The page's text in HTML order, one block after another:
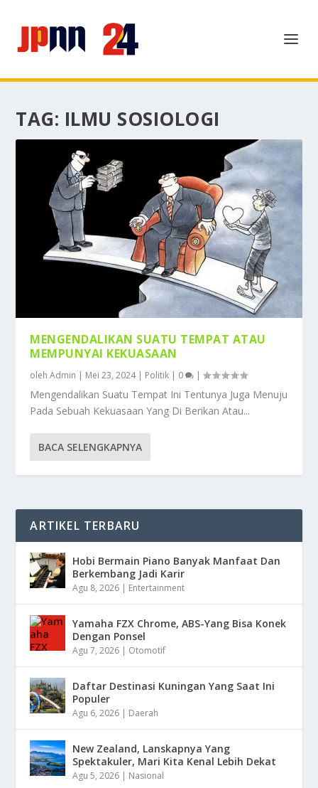
TAG: ILMU SOSIOLOGI
MENGENDALIKAN SUATU TEMPAT ATAU
MEMPUNYAI KEKUASAAN
olehAdmin | Mei 23, 2024| Politik | 0 |
Mengendalikan Suatu Tempat Ini Tentunya Juga Menuju
Pada Sebuah Kekuasaan Yang Di Berikan Atau...
BACA SELENGKAPNYA
ARTIKEL TERBARU
Hobi Bermain Piano Banyak Manfaat Dan
Berkembang Jadi Karir
Agu 8, 2026 | Entertainment
Yamaha FZX Chrome, ABS-Yang Bisa Konek
Dengan Ponsel
Agu 7, 2026 | Otomotif
Daftar Destinasi Kuningan Yang Saat Ini
Populer
Agu 6, 2026 | Daerah
New Zealand, Lanskapnya Yang
Spektakuler, Mari Kita Kenal Lebih Dekat
Agu 5, 2026 | Nasional